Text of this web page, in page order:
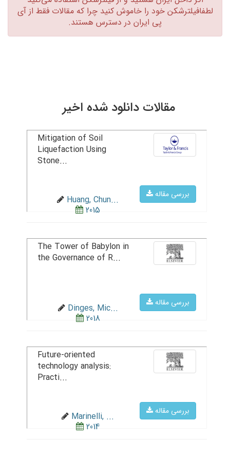
لطفافیلترشکن خود را خاموش کنید چرا که مقالات فقط از آی
پی ایران در دسترس هستند.‏
مقالات دانلود شده اخیر
بررسی مقاله
Mitigation of Soil
Liquefaction Using
Stone...
Huang, Chun...
2015
بررسی مقاله
The Tower of Babylon in
the Governance of R...
Dinges, Mic...
2018
بررسی مقاله
Future-oriented
technology analysis:
Practi...
Marinelli, ...
2014